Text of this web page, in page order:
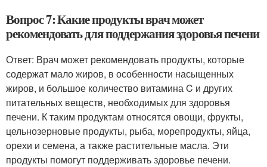
Вопрос 7: Какие продукты врач может
рекомендовать для поддержания здоровья печени
Ответ: Врач может рекомендовать продукты, которые
содержат мало жиров, в особенности насыщенных
жиров, и большое количество витамина C и других
питательных веществ, необходимых для здоровья
печени. К таким продуктам относятся овощи, фрукты,
цельнозерновые продукты, рыба, морепродукты, яйца,
орехи и семена, а также растительные масла. Эти
продукты помогут поддерживать здоровье печени.